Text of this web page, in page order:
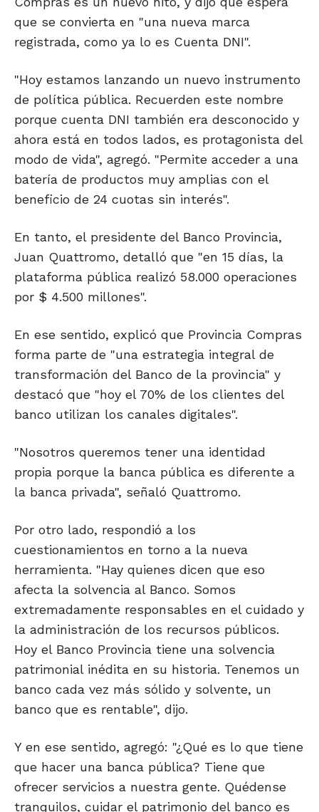
que se convierta en "una nueva marca
registrada, como ya lo es Cuenta DNI".
"Hoy estamos lanzando un nuevo instrumento
de política pública. Recuerden este nombre
porque cuenta DNI también era desconocido y
ahora está en todos lados, es protagonista del
modo de vida", agregó. "Permite acceder a una
batería de productos muy amplias con el
beneficio de 24 cuotas sin interés".
En tanto, el presidente del Banco Provincia,
Juan Quattromo, detalló que "en 15 días, la
plataforma pública realizó 58.000 operaciones
por $ 4.500 millones".
En ese sentido, explicó que Provincia Compras
forma parte de "una estrategia integral de
transformación del Banco de la provincia" y
destacó que "hoy el 70% de los clientes del
banco utilizan los canales digitales".
"Nosotros queremos tener una identidad
propia porque la banca pública es diferente a
la banca privada", señaló Quattromo.
Por otro lado, respondió a los
cuestionamientos en torno a la nueva
herramienta. "Hay quienes dicen que eso
afecta la solvencia al Banco. Somos
extremadamente responsables en el cuidado y
la administración de los recursos públicos.
Hoy el Banco Provincia tiene una solvencia
patrimonial inédita en su historia. Tenemos un
banco cada vez más sólido y solvente, un
banco que es rentable", dijo.
Y en ese sentido, agregó: "¿Qué es lo que tiene
que hacer una banca pública? Tiene que
ofrecer servicios a nuestra gente. Quédense
tranquilos, cuidar el patrimonio del banco es